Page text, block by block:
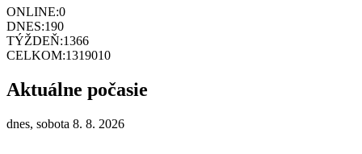
ONLINE:0
DNES:190
TÝŽDEŇ:1366
CELKOM:1319010
Aktuálne počasie
dnes, sobota 8. 8. 2026